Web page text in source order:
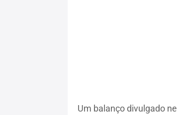
Um balanço divulgado